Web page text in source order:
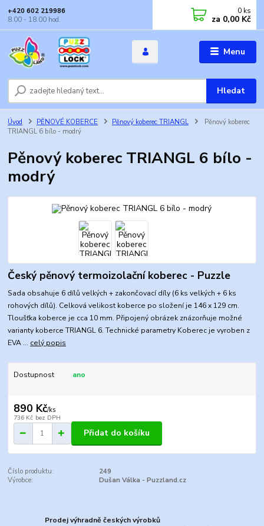
Menu
Hledat
+420 602 219986
8.00 - 18.00 hod.
0 ks
za 0,00 Kč
Úvod PĚNOVÉ KOBERCE Pěnový koberec TRIANGL
Pěnový koberec
TRIANGL 6 bílo - modrý
Pěnový koberec TRIANGL 6 bílo -
modrý
Český pěnový termoizolační koberec - Puzzle
Sada obsahuje 6 dílů velkých + zakončovací díly (6 ks velkých + 6 ks
rohových dílů). Celková velikost koberce po složení je 146 x 129 cm.
Tloušťka koberce je cca 10 mm. Připojený obrázek znázorňuje možné
varianty koberce TRIANGL 6. Technické parametry Koberec je vyroben z
EVA ... celý popis
Dostupnost ano
890 Kč/ks
736 Kč bez DPH
Přidat do košíku
Číslo produktu:
249
Výrobce:
Dušan Válka - Puzzland.cz
Prodej výhradně českých výrobků